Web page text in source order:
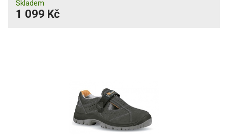
Skladem
1 099 Kč